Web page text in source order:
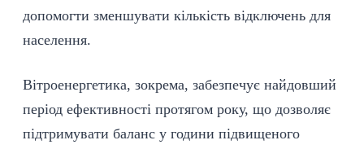
допомогти зменшувати кількість відключень для
населення.
Вітроенергетика, зокрема, забезпечує найдовший
період ефективності протягом року, що дозволяє
підтримувати баланс у години підвищеного